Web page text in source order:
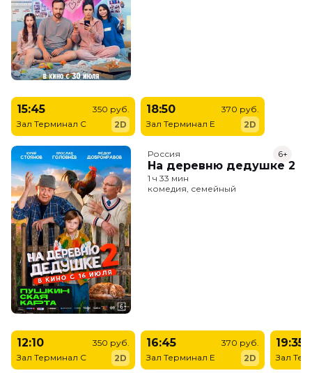
15:45
Зал Терминал C
350 руб.
2D
18:50
Зал Терминал E
370 руб.
2D
Россия
На деревню дедушке 2
6+
1 ч 33 мин
комедия, семейный
12:10
Зал Терминал C
350 руб.
2D
16:45
Зал Терминал E
370 руб.
2D
19:35
Зал